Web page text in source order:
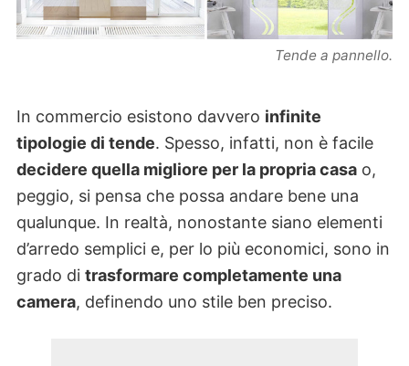
Tende a pannello.
In commercio esistono davvero infinite
tipologie di tende. Spesso, infatti, non è facile
decidere quella migliore per la propria casa o,
peggio, si pensa che possa andare bene una
qualunque. In realtà, nonostante siano elementi
d’arredo semplici e, per lo più economici, sono in
grado di trasformare completamente una
camera, definendo uno stile ben preciso.